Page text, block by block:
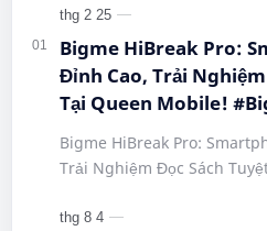
Bigme HiBreak Pro:
Đỉnh Cao, Trải
Tại Queen Mobile!
#SmartphoneEInk
#HiBreakPro5G
#CongNgheMoi
#EInkPhone
Bigme HiBreak Pro:
Trải Nghiệm Đọc Sách
#Hi…